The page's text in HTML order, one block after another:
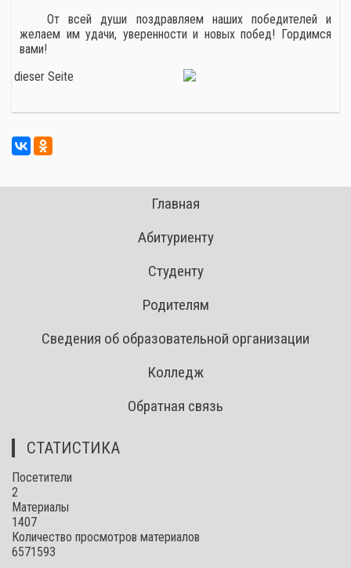
От всей души поздравляем наших победителей и
желаем им удачи, уверенности и новых побед! Гордимся
вами!
Главная
Абитуриенту
Студенту
Родителям
Сведения об образовательной организации
Колледж
Обратная связь
СТАТИСТИКА
Посетители
2
Материалы
1407
Количество просмотров материалов
6571593